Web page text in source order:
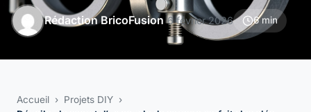
Rédaction BricoFusion 6 février 2026 6 min
Accueil › Projets DIY ›